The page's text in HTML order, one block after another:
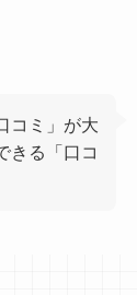
コミ」が大
きる「口コ